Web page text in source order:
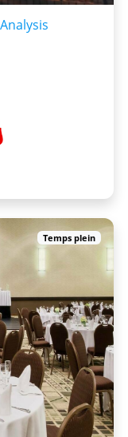
Temps plein